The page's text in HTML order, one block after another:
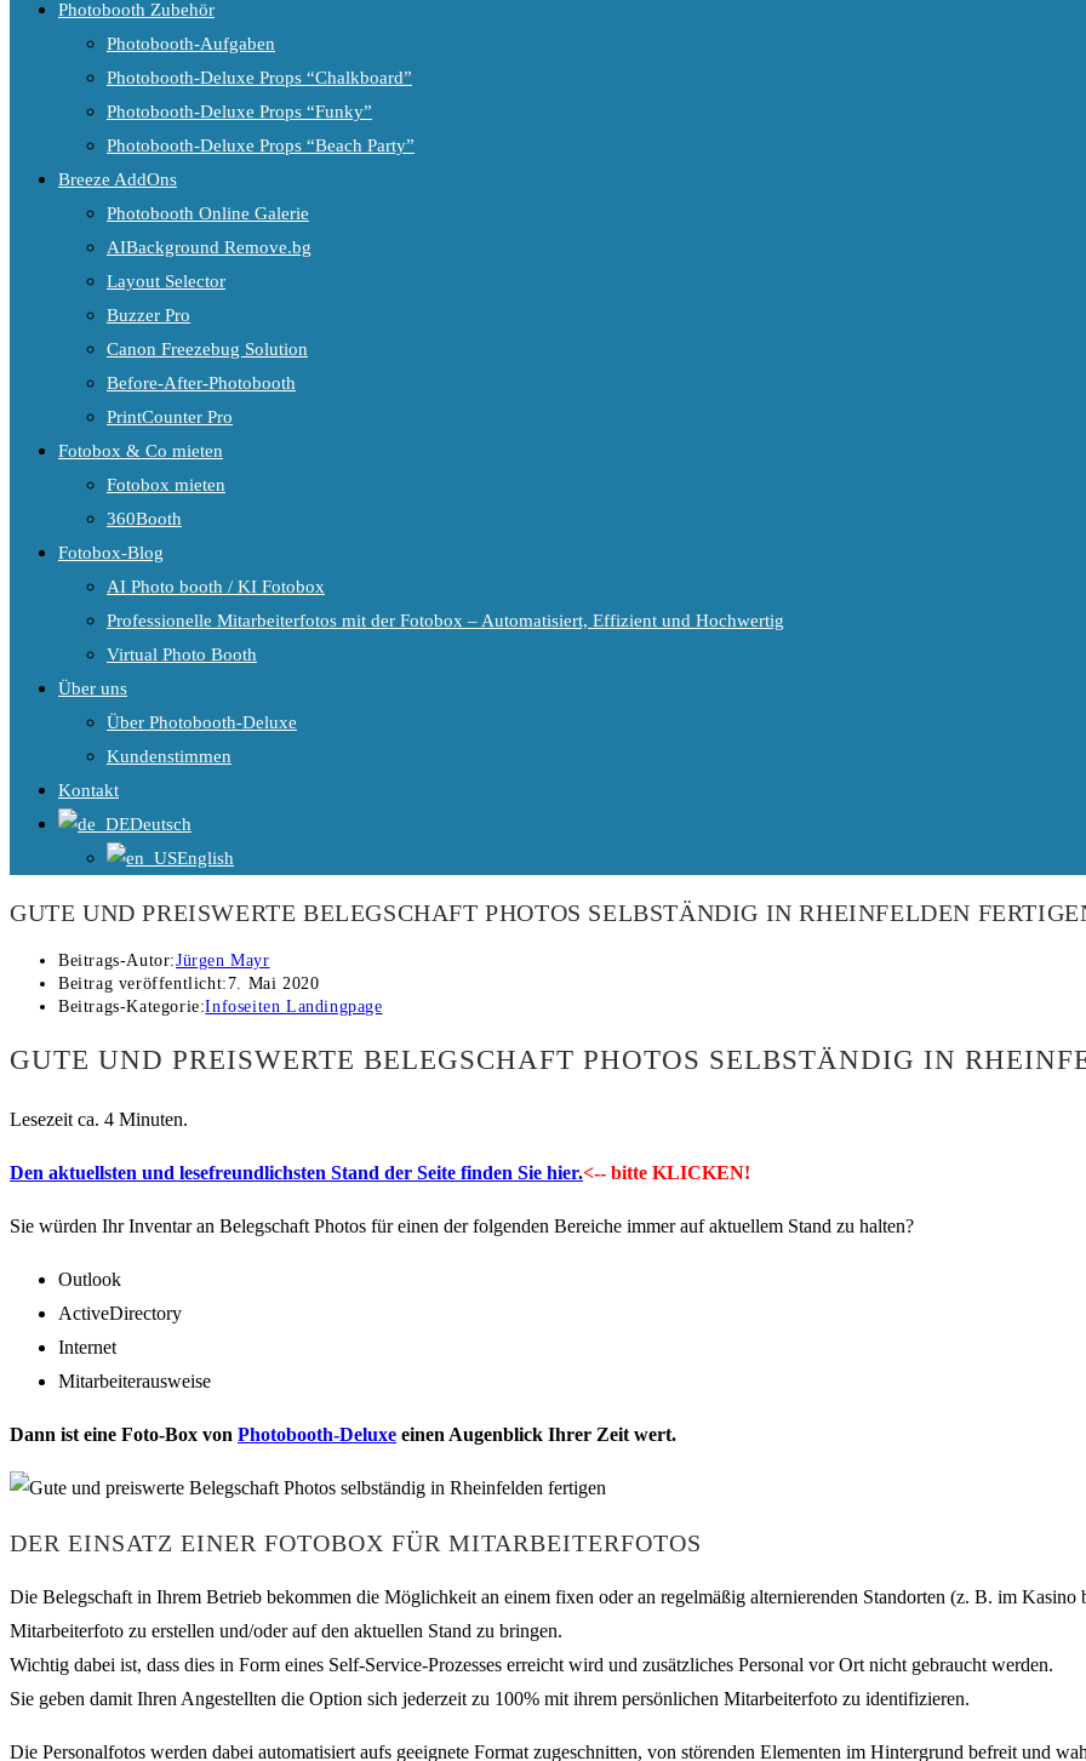
Photobooth Zubehör
Photobooth-Aufgaben
Photobooth-Deluxe Props “Chalkboard”
Photobooth-Deluxe Props “Funky”
Photobooth-Deluxe Props “Beach Party”
Breeze AddOns
Photobooth Online Galerie
AIBackground Remove.bg
Layout Selector
Buzzer Pro
Canon Freezebug Solution
Before-After-Photobooth
PrintCounter Pro
Fotobox & Co mieten
Fotobox mieten
360Booth
Fotobox-Blog
AI Photo booth / KI Fotobox
Professionelle Mitarbeiterfotos mit der Fotobox – Automatisiert, Effizient und Hochwertig
Virtual Photo Booth
Über uns
Über Photobooth-Deluxe
Kundenstimmen
Kontakt
Deutsch
English
GUTE UND PREISWERTE BELEGSCHAFT PHOTOS SELBSTÄNDIG IN RHEINFELDEN
Beitrags-Autor:Jürgen Mayr
Beitrag veröffentlicht: 7. Mai 2020
Beitrags-Kategorie:Infoseiten Landingpage
GUTE UND PREISWERTE BELEGSCHAFT PHOTOS SELBSTÄNDIG IN
Lesezeit ca. 4 Minuten.
Den aktuellsten und lesefreundlichsten Stand der Seite finden Sie hier.<-- bitte KLICKEN!
Sie würden Ihr Inventar an Belegschaft Photos für einen der folgenden Bereiche immer auf aktuellem Stand zu halten?
Outlook
ActiveDirectory
Internet
Mitarbeiterausweise
Dann ist eine Foto-Box von Photobooth-Deluxe einen Augenblick Ihrer Zeit wert.
DER EINSATZ EINER FOTOBOX FÜR MITARBEITERFOTOS
Die Belegschaft in Ihrem Betrieb bekommen die Möglichkeit an einem fixen oder an regelmäßig alternierenden Standorten (z. B. im Kasino
Mitarbeiterfoto zu erstellen und/oder auf den aktuellen Stand zu bringen.
Wichtig dabei ist, dass dies in Form eines Self-Service-Prozesses erreicht wird und zusätzliches Personal vor Ort nicht gebraucht werden.
Sie geben damit Ihren Angestellten die Option sich jederzeit zu 100% mit ihrem persönlichen Mitarbeiterfoto zu identifizieren.
Die Personalfotos werden dabei automatisiert aufs geeignete Format zugeschnitten, von störenden Elementen im Hintergrund befreit und